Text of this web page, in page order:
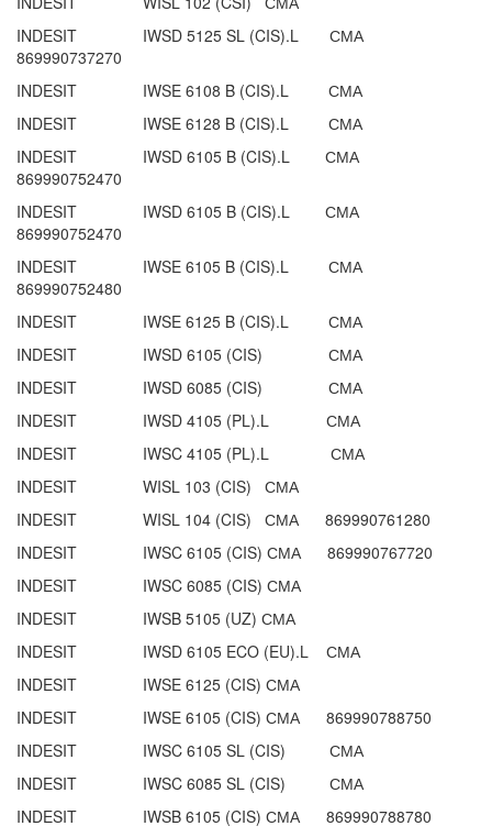
INDESIT IWSD 5125 SL (CIS).L СМА
869990737270
INDESIT IWSE 6108 B (CIS).L СМА
INDESIT IWSE 6128 B (CIS).L СМА
INDESIT IWSD 6105 B (CIS).L СМА
869990752470
INDESIT IWSD 6105 B (CIS).L СМА
869990752470
INDESIT IWSE 6105 B (CIS).L СМА
869990752480
INDESIT IWSE 6125 B (CIS).L СМА
INDESIT IWSD 6105 (CIS) СМА
INDESIT IWSD 6085 (CIS) СМА
INDESIT IWSD 4105 (PL).L СМА
INDESIT IWSC 4105 (PL).L СМА
INDESIT WISL 103 (CIS) СМА
INDESIT WISL 104 (CIS) СМА 869990761280
INDESIT IWSC 6105 (CIS) СМА 869990767720
INDESIT IWSC 6085 (CIS) СМА
INDESIT IWSB 5105 (UZ) СМА
INDESIT IWSD 6105 ECO (EU).L СМА
INDESIT IWSE 6125 (CIS) СМА
INDESIT IWSE 6105 (CIS) СМА 869990788750
INDESIT IWSC 6105 SL (CIS) СМА
INDESIT IWSC 6085 SL (CIS) СМА
INDESIT IWSB 6105 (CIS) СМА 869990788780